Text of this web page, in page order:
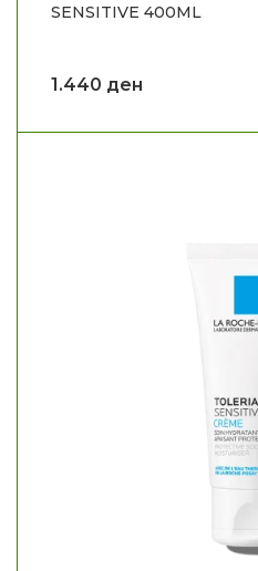
SENSITIVE 400ML
1.440 ден